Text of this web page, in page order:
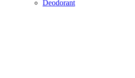
Deodorant